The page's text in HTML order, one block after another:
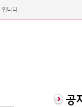
입니다.